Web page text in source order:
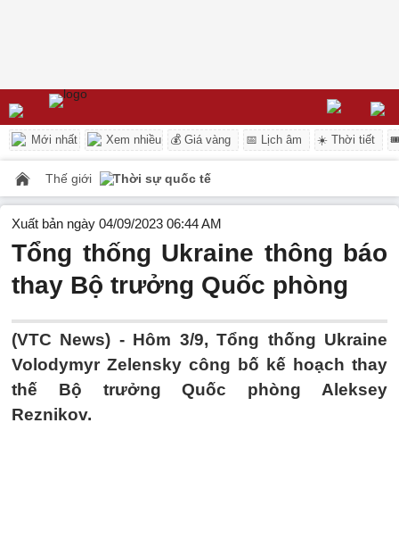
Mới nhất Xem nhiều 💰 Giá vàng 📅 Lịch âm ☀️ Thời tiết
Thế giới Thời sự quốc tế
Xuất bản ngày 04/09/2023 06:44 AM
Tổng thống Ukraine thông báo
thay Bộ trưởng Quốc phòng
(VTC News) - Hôm 3/9, Tổng thống Ukraine
Volodymyr Zelensky công bố kế hoạch thay
thế Bộ trưởng Quốc phòng Aleksey
Reznikov.